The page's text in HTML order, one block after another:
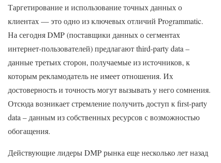
Таргетирование и использование точных данных о
клиентах — это одно из ключевых отличий Programmatic.
На сегодня DMP (поставщики данных о сегментах
интернет-пользователей) предлагают third-party data –
данные третьих сторон, получаемые из источников, к
которым рекламодатель не имеет отношения. Их
достоверность и точность могут вызывать у него сомнения.
Отсюда возникает стремление получить доступ к first-party
data – данным из собственных ресурсов с возможностью
обогащения.
Действующие лидеры DMP рынка еще несколько лет назад